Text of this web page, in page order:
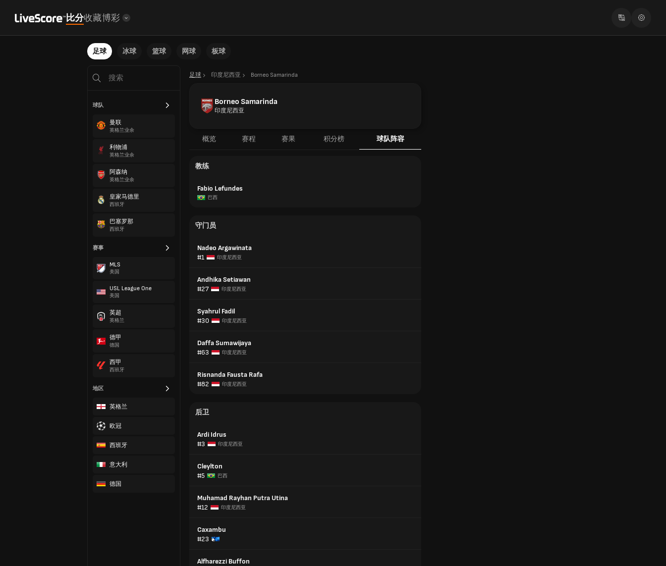
比分收藏博彩
足球 冰球 篮球 网球 板球
球队
曼联
英格兰业余
利物浦
英格兰业余
阿森纳
英格兰业余
皇家马德里
西班牙
巴塞罗那
西班牙
赛事
MLS
美国
USL League One
美国
英超
英格兰
德甲
德国
西甲
西班牙
地区
英格兰
欧冠
西班牙
意大利
德国
足球 印度尼西亚 Borneo Samarinda
Borneo Samarinda
印度尼西亚
概览 赛程 赛果 积分榜 球队阵容
教练
Fabio Lefundes
巴西
守门员
Nadeo Argawinata
#1
印度尼西亚
Andhika Setiawan
#27
印度尼西亚
Syahrul Fadil
#30
印度尼西亚
Daffa Sumawijaya
#63
印度尼西亚
Risnanda Fausta Rafa
#82
印度尼西亚
后卫
Ardi Idrus
#3
印度尼西亚
Cleylton
#5
巴西
Muhamad Rayhan Putra Utina
#12
印度尼西亚
Caxambu
#23
Alfharezzi Buffon